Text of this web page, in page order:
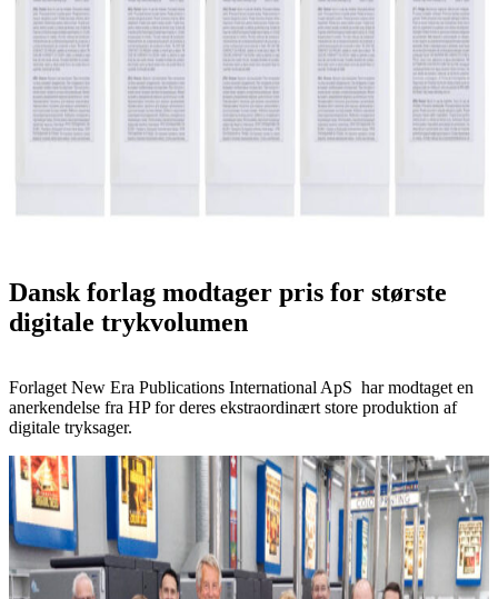
Dansk forlag modtager pris for største
digitale trykvolumen
Forlaget New Era Publications International ApS har modtaget en
anerkendelse fra HP for deres ekstraordinært store produktion af
digitale tryksager.